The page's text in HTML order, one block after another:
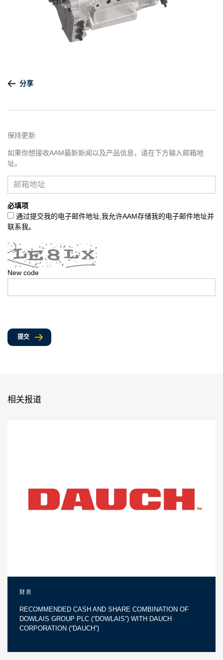
分享
保持更新
如果你想接收AAM最新新闻以及产品信息，请在下方输入邮箱地
址。
必填项
通过提交我的电子邮件地址,我允许AAM存储我的电子邮件地址并
联系我。
New code
提交
相关报道
财务
RECOMMENDED CASH AND SHARE COMBINATION OF
DOWLAIS GROUP PLC (“DOWLAIS”) WITH DAUCH
CORPORATION (“DAUCH”)